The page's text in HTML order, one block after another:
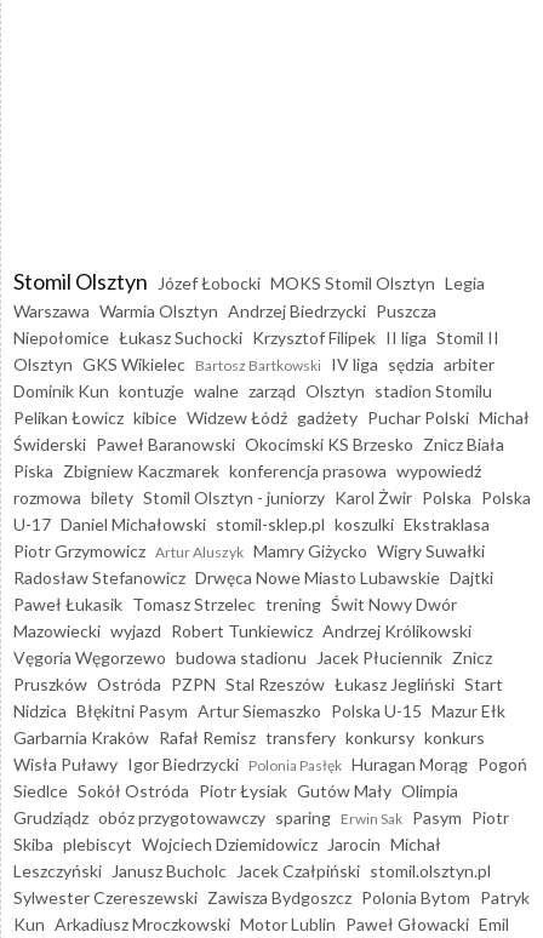
Stomil Olsztyn Józef Łobocki MOKS Stomil Olsztyn Legia
Warszawa Warmia Olsztyn Andrzej Biedrzycki Puszcza
Niepołomice Łukasz Suchocki Krzysztof Filipek II liga Stomil II
Olsztyn GKS Wikielec Bartosz Bartkowski IV liga sędzia arbiter
Dominik Kun kontuzje walne zarząd Olsztyn stadion Stomilu
Pelikan Łowicz kibice Widzew Łódź gadżety Puchar Polski Michał
Świderski Paweł Baranowski Okocimski KS Brzesko Znicz Biała
Piska Zbigniew Kaczmarek konferencja prasowa wypowiedź
rozmowa bilety Stomil Olsztyn - juniorzy Karol Żwir Polska Polska
U-17 Daniel Michałowski stomil-sklep.pl koszulki Ekstraklasa
Piotr Grzymowicz Artur Aluszyk Mamry Giżycko Wigry Suwałki
Radosław Stefanowicz Drwęca Nowe Miasto Lubawskie Dajtki
Paweł Łukasik Tomasz Strzelec trening Świt Nowy Dwór
Mazowiecki wyjazd Robert Tunkiewicz Andrzej Królikowski
Vęgoria Węgorzewo budowa stadionu Jacek Płuciennik Znicz
Pruszków Ostróda PZPN Stal Rzeszów Łukasz Jegliński Start
Nidzica Błękitni Pasym Artur Siemaszko Polska U-15 Mazur Ełk
Garbarnia Kraków Rafał Remisz transfery konkursy konkurs
Wisła Puławy Igor Biedrzycki Polonia Pasłęk Huragan Morąg Pogoń
Siedlce Sokół Ostróda Piotr Łysiak Gutów Mały Olimpia
Grudziądz obóz przygotowawczy sparing Erwin Sak Pasym Piotr
Skiba plebiscyt Wojciech Dziemidowicz Jarocin Michał
Leszczyński
Janusz Bucholc Jacek Czałpiński stomil.olsztyn.pl
Sylwester Czereszewski Zawisza Bydgoszcz Polonia Bytom Patryk
Kun Arkadiusz Mroczkowski Motor Lublin Paweł Głowacki Emil